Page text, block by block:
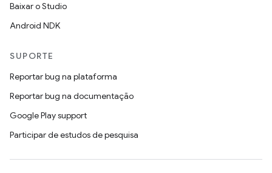
Baixar o Studio
Android NDK
SUPORTE
Reportar bug na plataforma
Reportar bug na documentação
Google Play support
Participar de estudos de pesquisa